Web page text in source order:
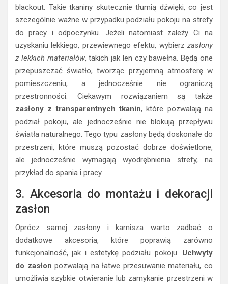
blackout. Takie tkaniny skutecznie tłumią dźwięki, co jest
szczególnie ważne w przypadku podziału pokoju na strefy
do pracy i odpoczynku. Jeżeli natomiast zależy Ci na
uzyskaniu lekkiego, przewiewnego efektu, wybierz zasłony
z lekkich materiałów, takich jak len czy bawełna. Będą one
przepuszczać światło, tworząc przyjemną atmosferę w
pomieszczeniu, a jednocześnie nie ograniczą
przestronności. Ciekawym rozwiązaniem są także
zasłony z transparentnych tkanin, które pozwalają na
podział pokoju, ale jednocześnie nie blokują przepływu
światła naturalnego. Tego typu zasłony będą doskonałe do
przestrzeni, które muszą pozostać dobrze doświetlone,
ale jednocześnie wymagają wyodrębnienia strefy, na
przykład do spania i pracy.
3. Akcesoria do montażu i dekoracji
zasłon
Oprócz samej zasłony i karnisza warto zadbać o
dodatkowe akcesoria, które poprawią zarówno
funkcjonalność, jak i estetykę podziału pokoju. Uchwyty
do zasłon pozwalają na łatwe przesuwanie materiału, co
umożliwia szybkie otwieranie lub zamykanie przestrzeni w